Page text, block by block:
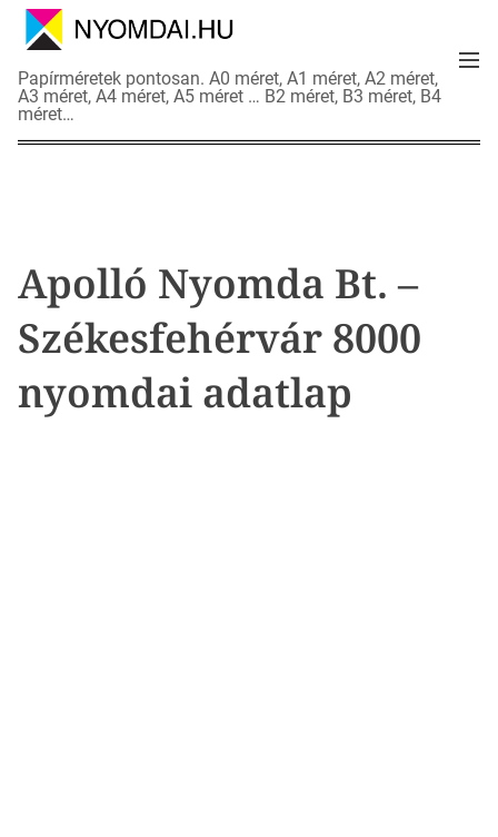
N
y
o
m
d
t
a
Papírméretek pontosan. A0 méret, A1 méret, A2 méret,
A3 méret, A4 méret, A5 méret … B2 méret, B3 méret, B4
méret…
M
Apolló Nyomda Bt. –
Székesfehérvár 8000
nyomdai adatlap